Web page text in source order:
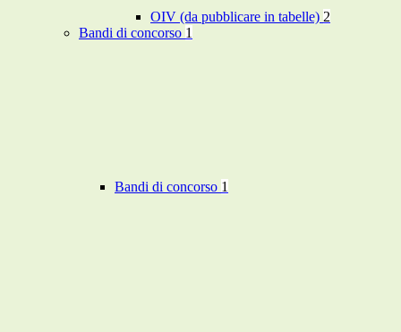
OIV (da pubblicare in tabelle) 2
Bandi di concorso 1
Bandi di concorso 1